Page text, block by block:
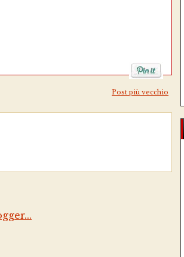
Post più vecchio